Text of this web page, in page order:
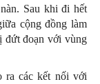
Sau khi đi hết
cộng đồng làm
đứt đoạn với vùng
các kết nối với